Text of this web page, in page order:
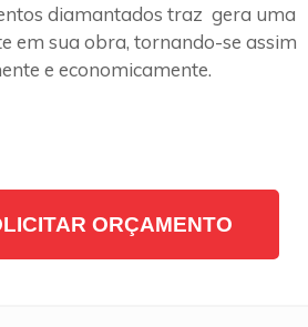
diamantados traz gera uma
em sua obra, tornando-se assim
e economicamente.
ORÇAMENTO